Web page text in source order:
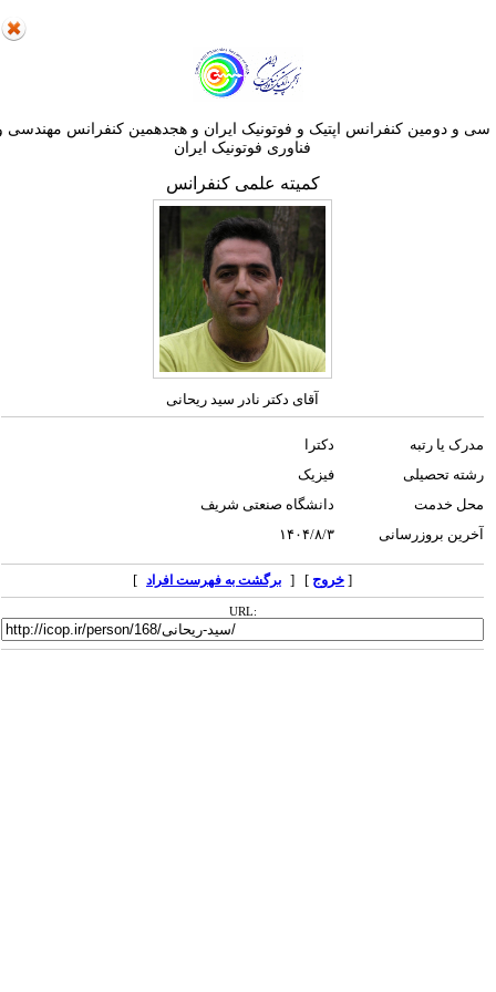
و دومین کنفرانس اپتيک و فوتونيک ایران و هجدهمين کنفرانس مهندسی و
فناوری فوتونيک ايران
کمیته علمی کنفرانس
آقای دکتر نادر سید ریحانی
مدرک یا رتبه
دکترا
رشته تحصیلی
فیزیک
محل خدمت
دانشگاه صنعتی شریف
آخرین بروزرسانی
۱۴۰۴/۸/۳
خروج] [ برگشت به فهرست افراد ]
URL: